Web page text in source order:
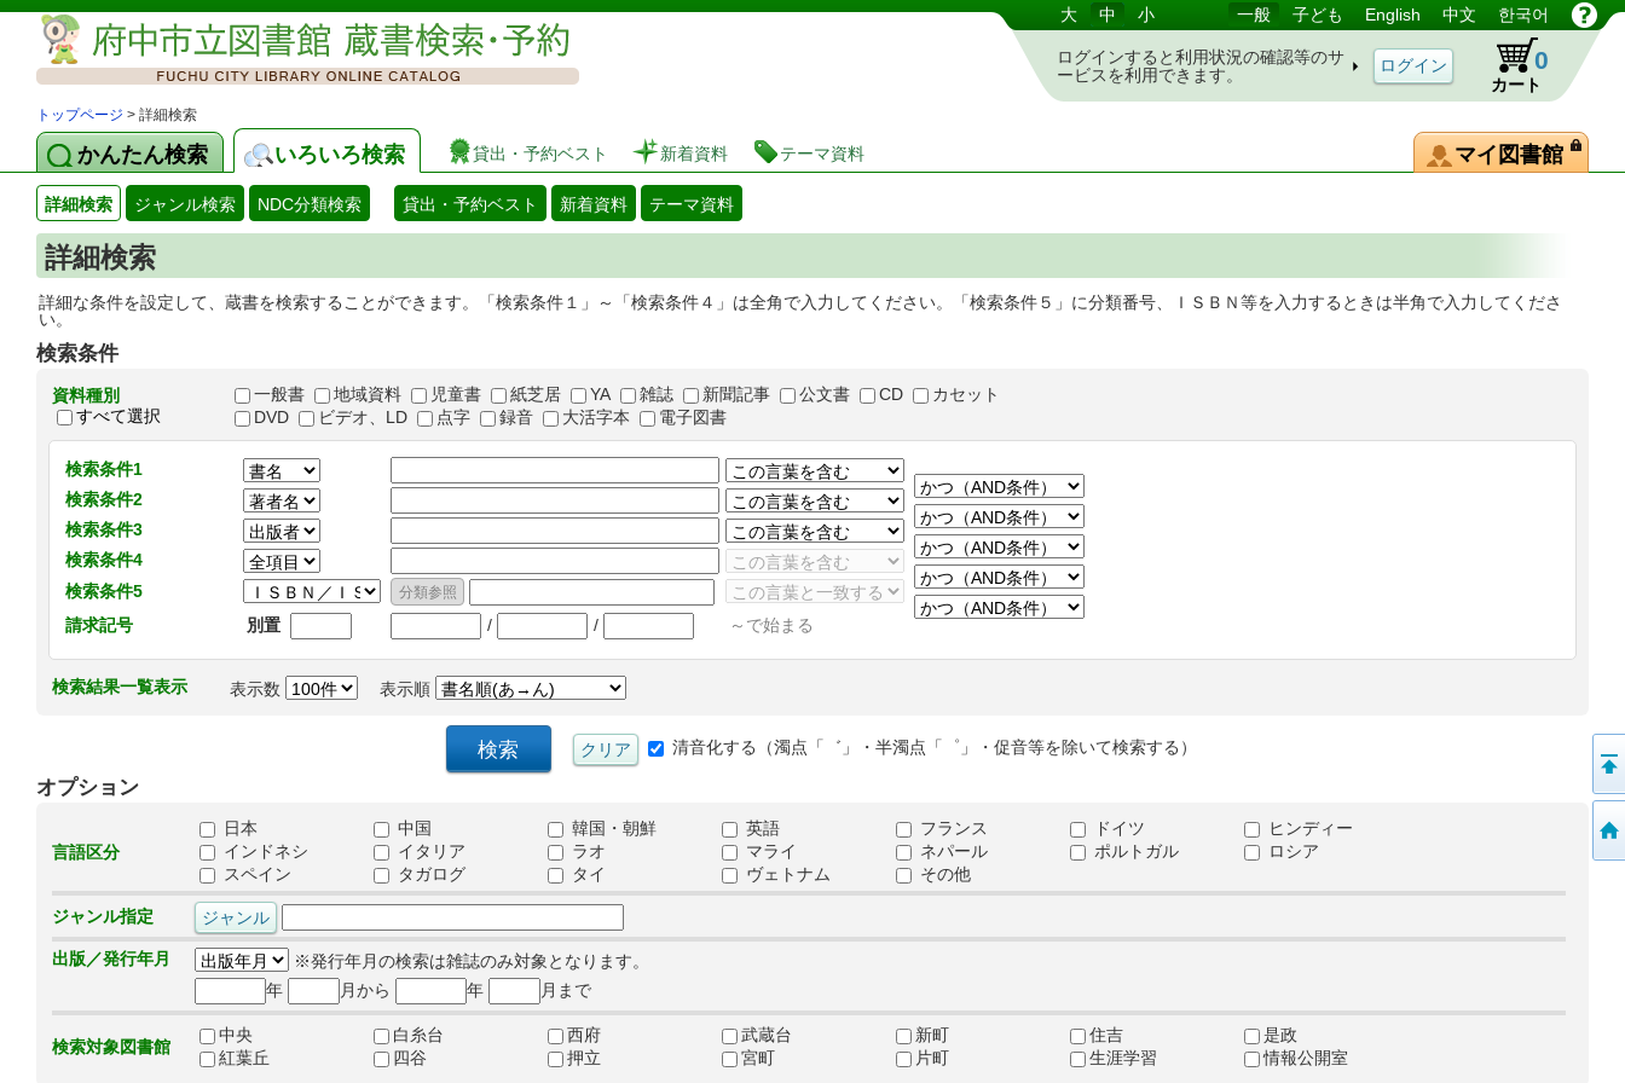
図書館 蔵書検索・予約システム 大 中 小 一般 子ども English 中文 한국어
ログインすると利用状況の確認等のサ
ービスを利用できます。
カート
0
トップページ > 詳細検索
かんたん検索 いろいろ検索 貸出・予約ベスト 新着資料 テーマ資料 マイ図書館
詳細検索 ジャンル検索 NDC分類検索 貸出・予約ベスト 新着資料 テーマ資料
詳細検索
詳細な条件を設定して、蔵書を検索することができます。「検索条件１」～「検索条件４」は全角で入力してください。「検索条件５」に分類番号、ＩＳＢＮ等を入力するときは半角で入力してくださ
い。
検索条件
資料種別
すべて選択
一般書 地域資料 児童書 紙芝居 YA 雑誌 新聞記事 公文書 CD
カセット
DVD
ビデオ、LD 点字 録音 大活字本 電子図書
検索条件1
検索条件2
検索条件3
検索条件4
検索条件5
請求記号
別置 / / ～で始まる
検索結果一覧表示 表示数 表示順
清音化する（濁点「゛」・半濁点「゜」・促音等を除いて検索する）
オプション
言語区分
日本 中国 韓国・朝鮮 英語 フランス ドイツ
ヒンディー
インドネシ
イタリア ラオ マライ ネパール ポルトガル
ロシア
スペイン
タガログ タイ ヴェトナム その他
ジャンル指定
出版／発行年月
※発行年月の検索は雑誌のみ対象となります。
年
月から 年 月まで
検索対象図書館
中央 白糸台 西府 武蔵台 新町 住吉
是政
紅葉丘
四谷 押立 宮町 片町 生涯学習 情報公開室